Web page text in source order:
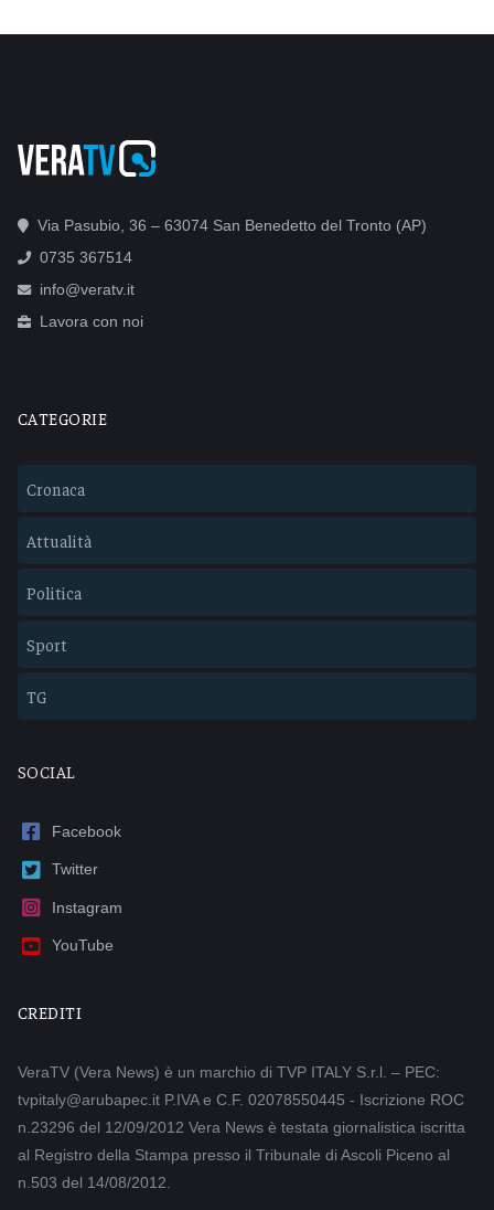
Via Pasubio, 36 – 63074 San Benedetto del Tronto (AP)
0735 367514
info@veratv.it
Lavora con noi
CATEGORIE
Cronaca
Attualità
Politica
Sport
TG
SOCIAL
Facebook
Twitter
Instagram
YouTube
CREDITI
VeraTV (Vera News) è un marchio di TVP ITALY S.r.l. – PEC:
tvpitaly@arubapec.it P.IVA e C.F. 02078550445 - Iscrizione ROC
n.23296 del 12/09/2012 Vera News è testata giornalistica iscritta
al Registro della Stampa presso il Tribunale di Ascoli Piceno al
n.503 del 14/08/2012.